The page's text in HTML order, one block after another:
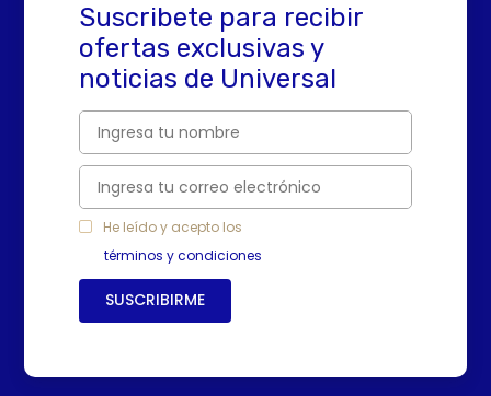
Suscribete para recibir
ofertas exclusivas y
noticias de Universal
He leído y acepto los
términos y condiciones
SUSCRIBIRME